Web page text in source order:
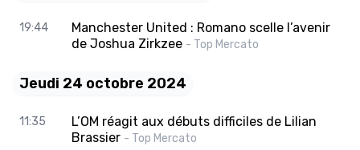
19:44
Manchester United : Romano scelle l’avenir
de Joshua Zirkzee - Top Mercato
Jeudi 24 octobre 2024
11:35
L’OM réagit aux débuts difficiles de Lilian
Brassier - Top Mercato